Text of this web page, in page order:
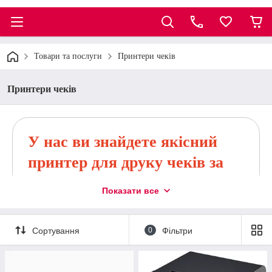
Товари та послуги Принтери чеків
Принтери чеків
У нас ви знайдете якісний
принтер для друку чеків за
низькою ціною!
Показати все
Сортування 0 Фільтри